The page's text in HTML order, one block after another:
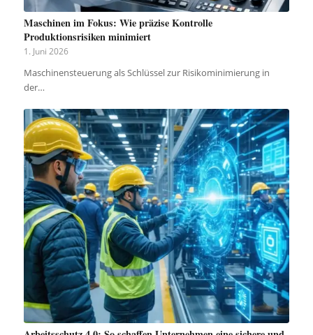
Maschinen im Fokus: Wie präzise Kontrolle
Produktionsrisiken minimiert
1. Juni 2026
Maschinensteuerung als Schlüssel zur Risikominimierung in
der…